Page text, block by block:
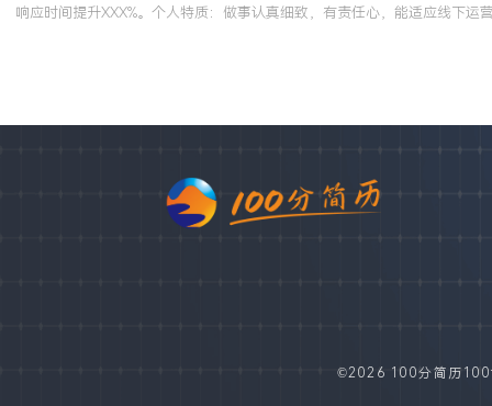
响应时间提升XXX%。个人特质：做事认真细致，有责任心，能适应线下
©2026 100分简历